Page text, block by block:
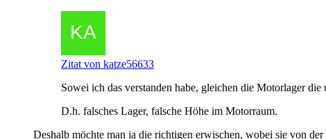
Zitat von katze56633
Sowei ich das verstanden habe, gleichen die Motorlager
D.h. falsches Lager, falsche Höhe im Motorraum.
Deshalb möchte man ja die richtigen erwischen, wobei sie von